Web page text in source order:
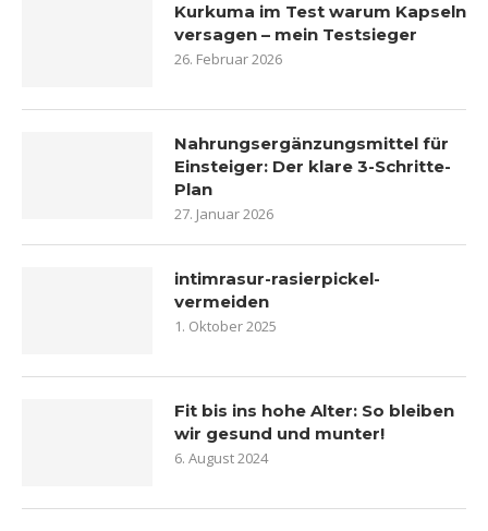
Kurkuma im Test warum Kapseln
versagen – mein Testsieger
26. Februar 2026
Nahrungsergänzungsmittel für
Einsteiger: Der klare 3-Schritte-
Plan
27. Januar 2026
intimrasur-rasierpickel-
vermeiden
1. Oktober 2025
Fit bis ins hohe Alter: So bleiben
wir gesund und munter!
6. August 2024